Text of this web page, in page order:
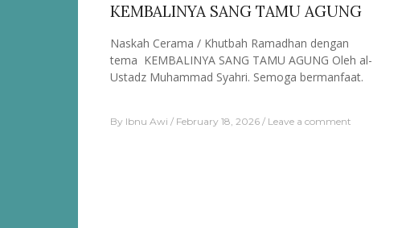
KEMBALINYA SANG TAMU AGUNG
Naskah Cerama / Khutbah Ramadhan dengan
tema KEMBALINYA SANG TAMU AGUNG Oleh al-
Ustadz Muhammad Syahri. Semoga bermanfaat.
By Ibnu Awi February 18, 2026 Leave a comment